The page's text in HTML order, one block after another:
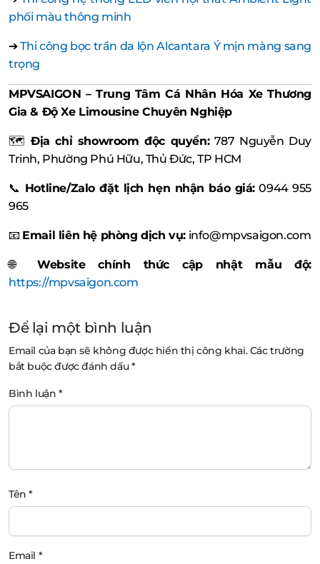
phối màu thông minh
➔Thi công bọc trần da lộn Alcantara Ý mịn màng sang
trọng
MPVSAIGON – Trung Tâm Cá Nhân Hóa Xe Thương
Gia & Độ Xe Limousine Chuyên Nghiệp
🗺️Địa chỉ showroom độc quyền:787 Nguyễn Duy
Trinh, Phường Phú Hữu, Thủ Đức, TP HCM
📞 Hotline/Zalo đặt lịch hẹn nhận báo giá: 0944 955
965
📧 Email liên hệ phòng dịch vụ: info@mpvsaigon.com
🌐Website chính thức cập nhật mẫu độ:
https://mpvsaigon.com
Để lại một bình luận
Email của bạn sẽ không được hiển thị công khai. Các trường
bắt buộc được đánh dấu*
Bình luận *
Tên*
Email *